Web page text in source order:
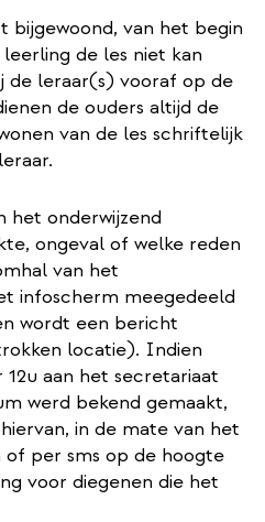
bijgewoond, van het begin
de les niet kan
de leraar(s) vooraf op de
de ouders altijd de
van de les schriftelijk
het onderwijzend
ongeval of welke reden
van het
infoscherm meegedeeld
wordt een bericht
locatie). Indien
aan het secretariaat
werd bekend gemaakt,
in de mate van het
per sms op de hoogte
voor diegenen die het